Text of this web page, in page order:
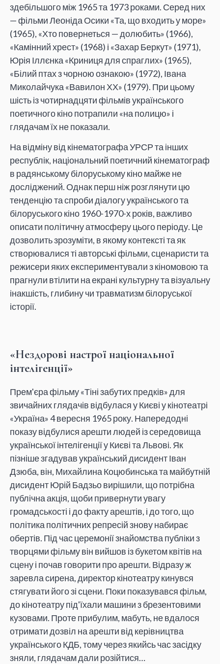
здебільшого між 1965 та 1973 роками. Серед них
— фільми Леоніда Осики «Та, що входить у море»
(1965), «Хто повернеться — долюбить» (1966),
«Камінний хрест» (1968) і «Захар Беркут» (1971),
Юрія Іллєнка «Криниця для спраглих» (1965),
«Білий птах з чорною ознакою» (1972), Івана
Миколайчука «Вавилон ХХ» (1979). При цьому
шість із чотирнадцяти фільмів українського
поетичного кіно потрапили «на полицю» і
глядачам їх не показали.
На відміну від кінематографа УРСР та інших
республік, національний поетичний кінематограф
в радянському білоруському кіно майже не
досліджений. Однак перш ніж розглянути цю
тенденцію та спроби діалогу українського та
білоруського кіно 1960-1970-х років, важливо
описати політичну атмосферу цього періоду. Це
дозволить зрозуміти, в якому контексті та як
створювалися ті авторські фільми, сценаристи та
режисери яких експериментували з кіномовою та
прагнули втілити на екрані культурну та візуальну
інакшість, глибину чи травматизм білоруської
історії.
«Нездорові настрої національної
інтелігенції»
Прем'єра фільму «Тіні забутих предків» для
звичайних глядачів відбулася у Києві у кінотеатрі
«Україна» 4 вересня 1965 року. Напередодні
показу відбулися арешти людей із середовища
української інтелігенції у Києві та Львові. Як
пізніше згадував український дисидент Іван
Дзюба, він, Михайлина Коцюбинська та майбутній
дисидент Юрій Бадзьо вирішили, що потрібна
публічна акція, щоби привернути увагу
громадськості і до факту арештів, і до того, що
політика політичних репресій знову набирає
обертів. Під час церемонії знайомства публіки з
творцями фільму він вийшов із букетом квітів на
сцену і почав говорити про арешти. Відразу ж
заревла сирена, директор кінотеатру кинувся
стягувати його зі сцени. Поки показувався фільм,
до кінотеатру під'їхали машини з брезентовими
кузовами. Проте прибулим, мабуть, не вдалося
отримати дозвіл на арешти від керівництва
українського КДБ, тому через якийсь час засідку
зняли, глядачам дали розійтися…